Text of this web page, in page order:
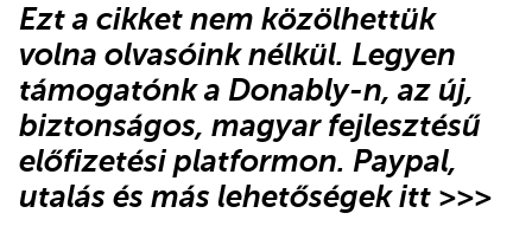
Ezt a cikket nem közölhettük
volna olvasóink nélkül. Legyen
támogatónka Donably-n, az új,
biztonságos, magyar fejlesztésű
előfizetési platformon. Paypal,
utalás és más lehetőségek itt >>>